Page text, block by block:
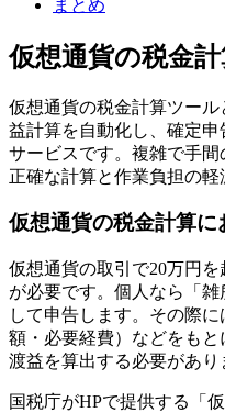
まとめ
仮想通貨の税金
仮想通貨の税金計算ツー
益計算を自動化し、確定
サービスです。複雑で手間
正確な計算と作業負担の軽
仮想通貨の税金計算に
仮想通貨の取引で20万円
が必要です。個人なら「
して申告します。その際
額・必要経費）などをも
渡益を算出する必要があり
国税庁がHPで提供する「